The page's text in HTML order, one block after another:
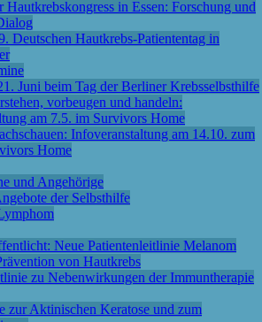
Hautkrebskongress in Essen: Forschung und
Deutschen Hautkrebs-Patiententag in
Juni beim Tag der Berliner Krebsselbsthilfe
vorbeugen und handeln:
am 7.5. im Survivors Home
Infoveranstaltung am 14.10. zum
Home
und Angehörige
der Selbsthilfe
Neue Patientenleitlinie Melanom
von Hautkrebs
zu Nebenwirkungen der Immuntherapie
zur Aktinischen Keratose und zum